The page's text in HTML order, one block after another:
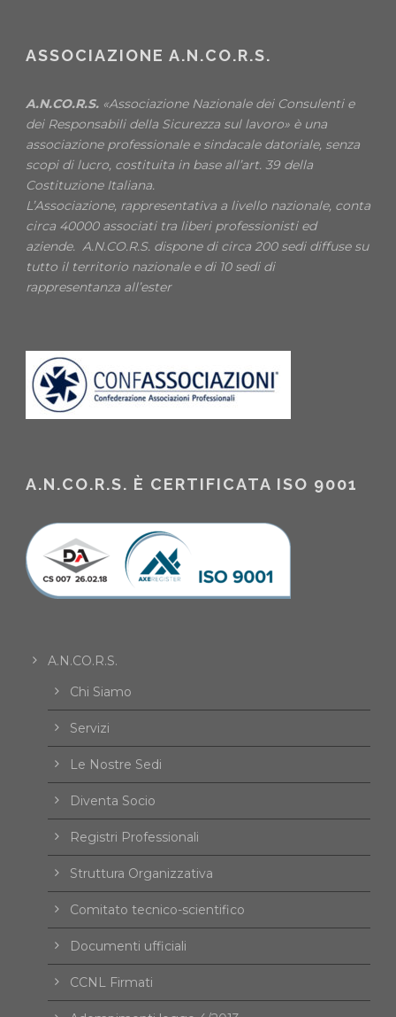
ASSOCIAZIONE A.N.CO.R.S.
A.N.CO.R.S. «Associazione Nazionale dei Consulenti e
dei Responsabili della Sicurezza sul lavoro» è una
associazione professionale e sindacale datoriale, senza
scopi di lucro, costituita in base all’art. 39 della
Costituzione Italiana.
L’Associazione, rappresentativa a livello nazionale, conta
circa 40000 associati tra liberi professionisti ed
aziende. A.N.CO.R.S. dispone di circa 200 sedi diffuse su
tutto il territorio nazionale e di 10 sedi di
rappresentanza all’ester
A.N.CO.R.S. È CERTIFICATA ISO 9001
A.N.CO.R.S.
Chi Siamo
Servizi
Le Nostre Sedi
Diventa Socio
Registri Professionali
Struttura Organizzativa
Comitato tecnico-scientifico
Documenti ufficiali
CCNL Firmati